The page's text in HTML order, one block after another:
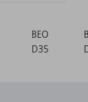
BEO
D35